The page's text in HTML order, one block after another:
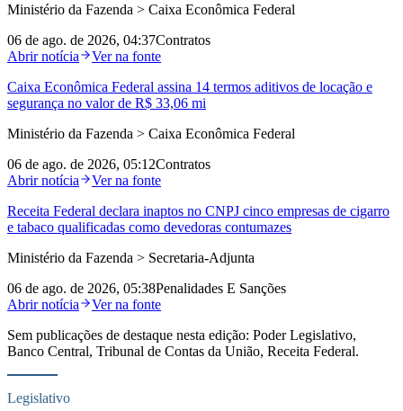
Ministério da Fazenda > Caixa Econômica Federal
06 de ago. de 2026, 04:37Contratos
Abrir notícia
Ver na fonte
Caixa Econômica Federal assina 14 termos aditivos de locação e
segurança no valor de R$ 33,06 mi
Ministério da Fazenda > Caixa Econômica Federal
06 de ago. de 2026, 05:12Contratos
Abrir notícia
Ver na fonte
Receita Federal declara inaptos no CNPJ cinco empresas de cigarro
e tabaco qualificadas como devedoras contumazes
Ministério da Fazenda > Secretaria-Adjunta
06 de ago. de 2026, 05:38Penalidades E Sanções
Abrir notícia
Ver na fonte
Sem publicações de destaque nesta edição: Poder Legislativo,
Banco Central, Tribunal de Contas da União, Receita Federal.
Legislativo